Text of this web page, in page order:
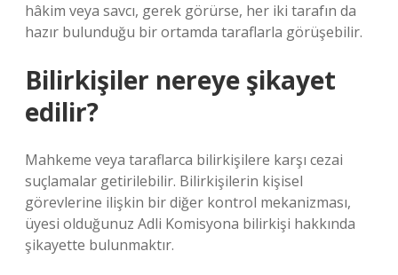
hâkim veya savcı, gerek görürse, her iki tarafın da
hazır bulunduğu bir ortamda taraflarla görüşebilir.
Bilirkişiler nereye şikayet
edilir?
Mahkeme veya taraflarca bilirkişilere karşı cezai
suçlamalar getirilebilir. Bilirkişilerin kişisel
görevlerine ilişkin bir diğer kontrol mekanizması,
üyesi olduğunuz Adli Komisyona bilirkişi hakkında
şikayette bulunmaktır.